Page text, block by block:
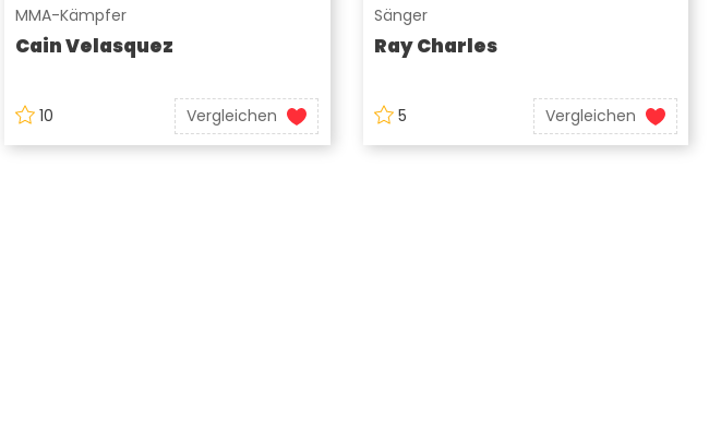
MMA-Kämpfer
Cain Velasquez
10 Vergleichen
Sänger
Ray Charles
5 Vergleichen